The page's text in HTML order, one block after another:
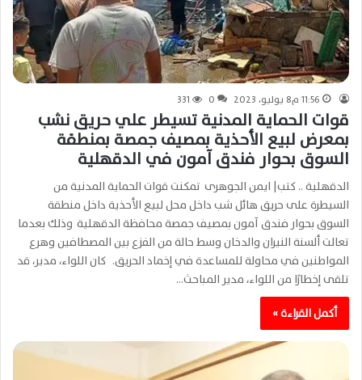
11:56 م8 يوليو، 2023 0
331
قوات الحماية المدنية تسيطر علي حريق نشب
بمعرض لبيع الأحذية بمصيف جمصة بمنطقة
السوق بحوار فندق آمون في الدقهلية
الدقهلية .. كتب| ايمن الجوهرى تمكنت قوات الحماية المدنية من
السيطرة على حريق هائل شب داخل محل لبيع الأحذية داخل منطقة
السوق بحوار فندق آمون بمصيف جمصة محافظة الدقهلية وذلك بعدما
تعالت ألسنة النيران والدخان وسط حالة من الفزع بين المصطافين وهرع
المواطنين في محاولة للمساعدة في إخماد الحريق. كان اللواء، مدير، قد
تلقى إخطارًا من اللواء، مدير المباحث…
أكمل القراءة »